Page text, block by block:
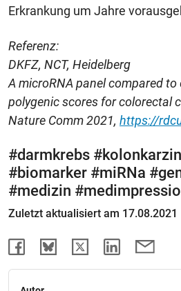
Erkrankung um Jahre
Referenz:
DKFZ, NCT, Heidelberg
A microRNA panel compared
polygenic scores for colorectal
Nature Comm 2021, https://
#darmkrebs
#biomarker #miRNa
#medizin
Zuletzt aktualisiert am 17.08.2021